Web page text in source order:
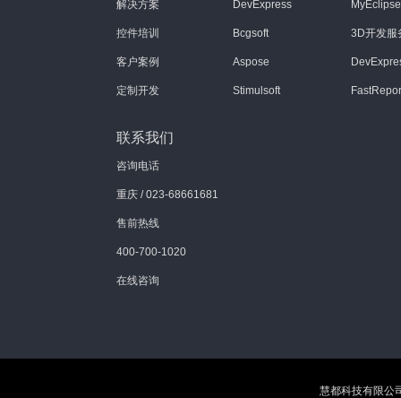
解决方案
控件培训
客户案例
定制开发
DevExpress
Bcgsoft
Aspose
Stimulsoft
3D开发服
联系我们
咨询电话
重庆 / 023-68661681
售前热线
400-700-1020
在线咨询
慧都科技有限公